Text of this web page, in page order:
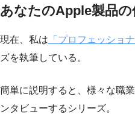
あなたのApple製品の
現在、私は 「プロフェッショ
ズを執筆している。
簡単に説明すると、様々な職
ンタビューするシリーズ。